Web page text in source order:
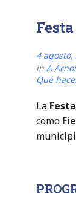
4 agosto,
in A
Qué
La
como